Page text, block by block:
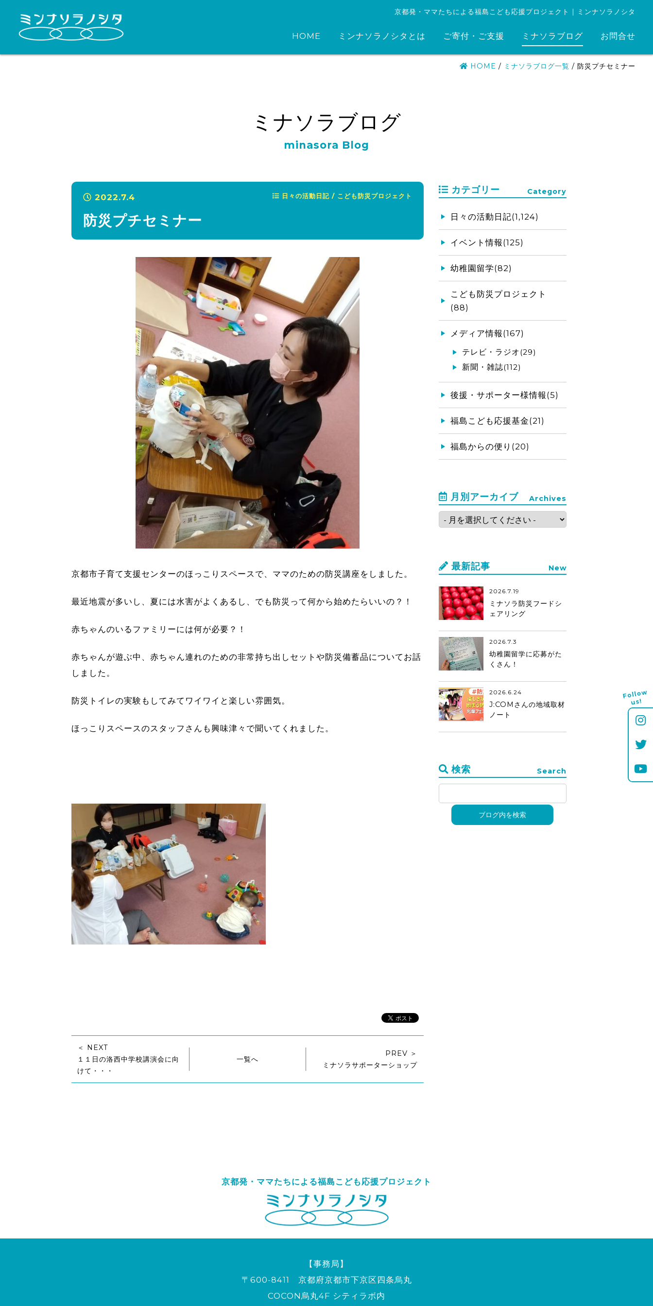
京都発・ママたちによる福島こども応援プロジェクト | ミンナソラノシタ
HOME ミンナソラノシタとは ご寄付・ご支援 ミナソラブログ お問合せ
Follo
w
us!
HOME / ミナソラブログ一覧 / 防災プチセミナー
ミナソラブログ
minasora Blog
2022.7.4 日々の活動日記 / こども防災プロジェクト
防災プチセミナー
京都市子育て支援センターのほっこりスペースで、ママのための防災講座をしました。
最近地震が多いし、夏には水害がよくあるし、でも防災って何から始めたらいいの？！
赤ちゃんのいるファミリーには何が必要？！
赤ちゃんが遊ぶ中、赤ちゃん連れのための非常持ち出しセットや防災備蓄品についてお話
しました。
防災トイレの実験もしてみてワイワイと楽しい雰囲気。
ほっこりスペースのスタッフさんも興味津々で聞いてくれました。
＜ NEXT
１１日の洛西中学校講演会に向
けて・・・
一覧へ
PREV ＞
ミナソラサポーターショップ
カテゴリー Category
日々の活動日記(1,124)
イベント情報(125)
幼稚園留学(82)
こども防災プロジェクト
(88)
メディア情報(167)
テレビ・ラジオ(29)
新聞・雑誌(112)
後援・サポーター様情報(5)
福島こども応援基金(21)
福島からの便り(20)
月別アーカイブ Archives
最新記事 New
2026.7.19
ミナソラ防災フードシ
ェアリング
2026.7.3
幼稚園留学に応募がた
くさん！
2026.6.24
J:COMさんの地域取材
ノート
検索 Search
京都発・ママたちによる福島こども応援プロジェクト
【事務局】
〒600-8411 京都府京都市下京区四条烏丸
COCON烏丸4F シティラボ内